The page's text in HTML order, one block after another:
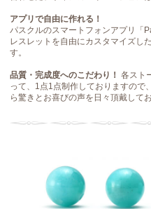
アプリで自由に作れる！
パスクルのスマートフォンアプリ「
レスレットを自由にカスタマイズし
す。
品質・完成度へのこだわり！ 各スト
って、1点1点制作しておりますので
ら驚きとお喜びの声を日々頂戴して